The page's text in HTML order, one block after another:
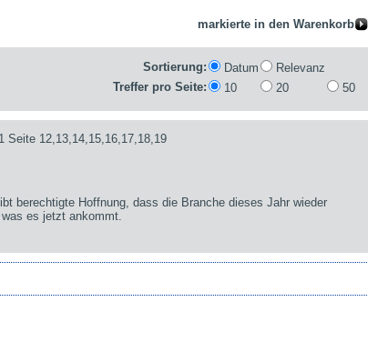
Sortierung: Datum
Relevanz
Treffer pro Seite:
10 20 50
Seite 12,13,14,15,16,17,18,19
berechtigte Hoffnung, dass die Branche dieses Jahr wieder
es jetzt ankommt.